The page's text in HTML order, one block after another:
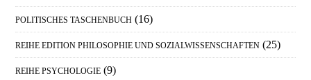
POLITISCHES TASCHENBUCH (16)
REIHE EDITION PHILOSOPHIE UND SOZIALWISSENSCHAFTEN (25)
REIHE PSYCHOLOGIE (9)